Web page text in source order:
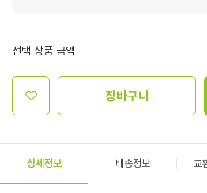
선택 상품 금액
장바구니
상세정보 배송정보 교